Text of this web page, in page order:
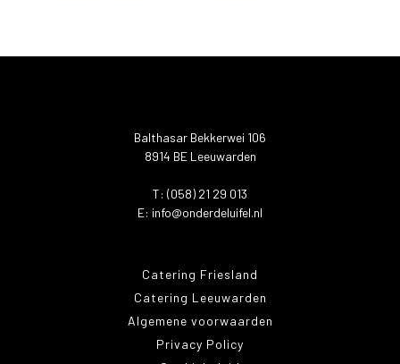
Balthasar Bekkerwei 106
8914 BE Leeuwarden
T: (058) 21 29 013
E: info@onderdeluifel.nl
Catering Friesland
Catering Leeuwarden
Algemene voorwaarden
Privacy Policy